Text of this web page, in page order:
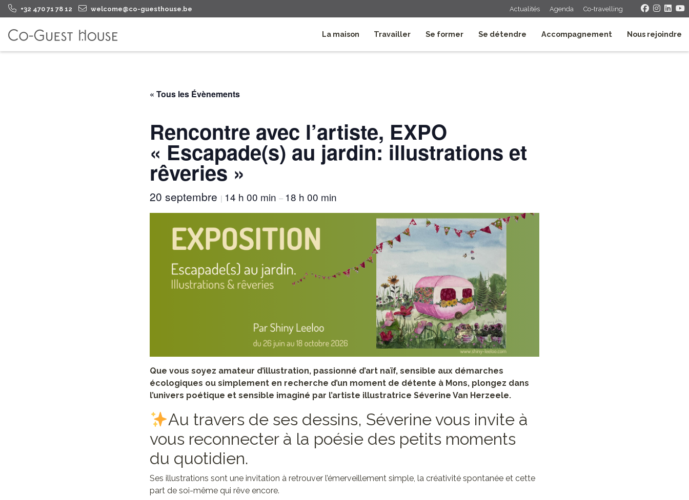
+32 470 71 78 12 welcome@co-guesthouse.be Actualités Agenda Co-travelling
La maison Travailler Se former Se détendre Accompagnement Nous rejoindre
« Tous les Évènements
Rencontre avec l’artiste, EXPO
« Escapade(s) au jardin: illustrations et
rêveries »
20 septembre | 14 h 00 min – 18 h 00 min
Que vous soyez amateur d’illustration, passionné d’art naïf, sensible aux démarches
écologiques ou simplement en recherche d’un moment de détente à Mons, plongez dans
l’univers poétique et sensible imaginé par l’artiste illustratrice Séverine Van Herzeele.
Au travers de ses dessins, Séverine vous invite à
vous reconnecter à la poésie des petits moments
du quotidien.
Ses illustrations sont une invitation à retrouver l’émerveillement simple, la créativité spontanée et cette
part de soi-même qui rêve encore.